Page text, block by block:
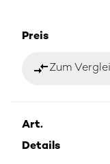
Preis
compare_arrowsZum
Art.
Details